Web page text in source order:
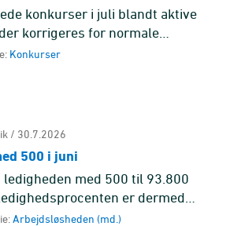
konkurser i juli blandt aktive
korrigeres for normale
svarer til et fald på 12,9 pct.
Konkurser
/ 30.7.2026
500 i juni
med 500 til 93.800
er dermed
af arbejdsstyrken.
Arbejdsløsheden (md.)